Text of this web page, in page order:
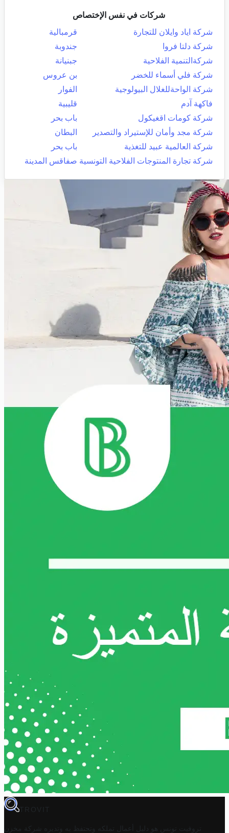
شركات في نفس الإختصاص
شركة اياد وايلان للتجارة
قرمبالية
شركة دلتا فروا
جندوبة
شركةالتنمية الفلاحية
جبنيانة
شركة فلي أسماء للخضر
بن عروس
شركة الواحةللغلال البيولوجية
الفوار
فاكهة آدم
قليبية
شركة كومات اقغيكول
باب بحر
شركة مجد وأمان للإستيراد والتصدير
البطان
شركة العالمية عبيد للتغذية
باب بحر
شركة تجارة المنتوجات الفلاحية التونسية صفاقس المدينة
TROVIT
تروفيت تونس هو دليل أعمال تملكه وتحتفظ به وتديره شركة مخزن